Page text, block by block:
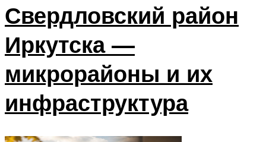
Свердловский район
Иркутска —
микрорайоны и их
инфраструктура